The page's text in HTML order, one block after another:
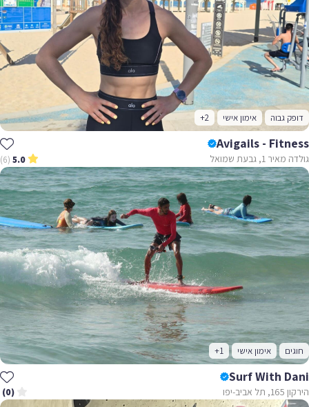
דופק גבוה אימון אישי +2
Avigails - Fitness
גולדה מאיר 1, גבעת שמואל 5.0
(6)
חוגים אימון אישי +1
Surf With Dani
הירקון 165, תל אביב-יפו (0)